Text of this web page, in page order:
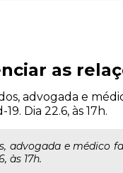
as
advogada e
Dia 22.6, às 17h.
advogada e médico
às 17h.